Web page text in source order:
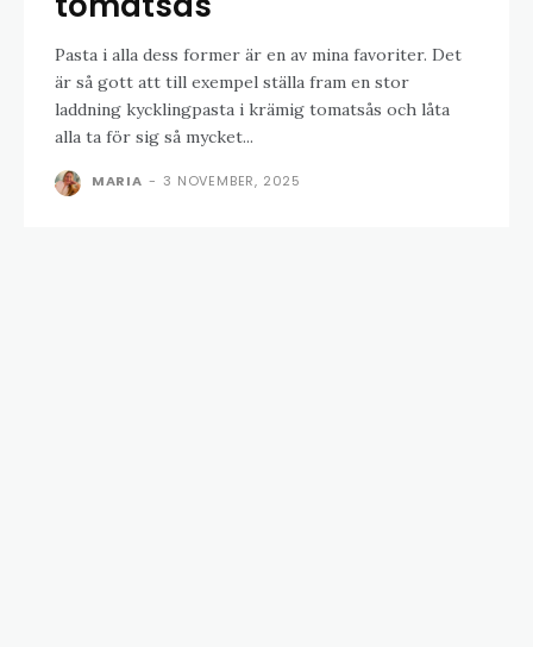
Pasta i alla dess former är en av mina favoriter. Det
är så gott att till exempel ställa fram en stor
laddning kycklingpasta i krämig tomatsås och låta
alla ta för sig så mycket...
MARIA - 3 NOVEMBER, 2025